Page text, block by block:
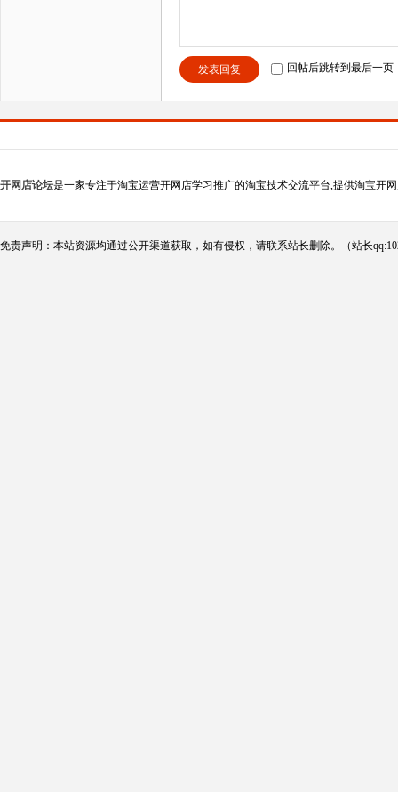
发表回复 回帖后跳转到最后一页
开网店论坛是一家专注于淘宝运营开网店学习推广的淘宝技术交流平台,提供淘宝开
免责声明：本站资源均通过公开渠道获取，如有侵权，请联系站长删除。（站长